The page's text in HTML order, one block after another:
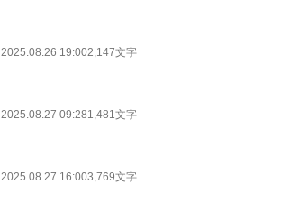
2025.08.26 19:002,147文字
2025.08.27 09:281,481文字
2025.08.27 16:003,769文字